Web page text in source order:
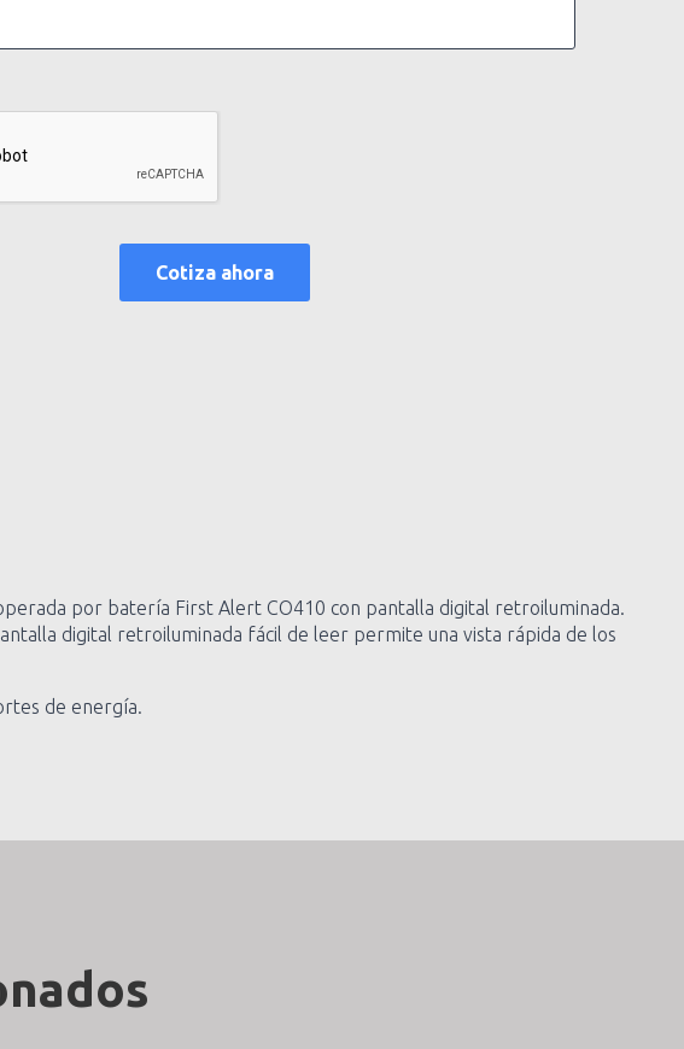
por batería First Alert CO410 con pantalla digital retroiluminada.
digital retroiluminada fácil de leer permite una vista rápida de los
de energía.